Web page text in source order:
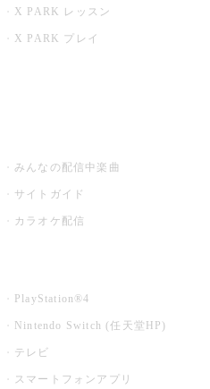
X PARK レッスン
X PARK プレイ
みんなの配信中楽曲
サイトガイド
カラオケ配信
PlayStation®4
Nintendo Switch (任天堂HP)
テレビ
スマートフォンアプリ